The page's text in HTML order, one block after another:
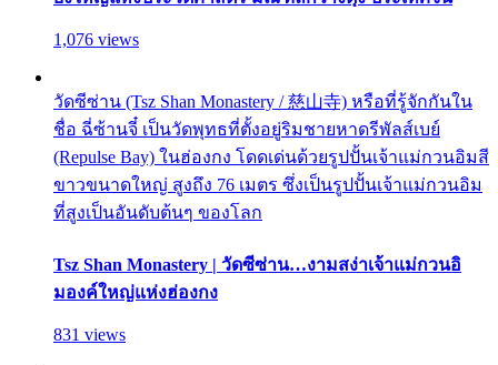
1,076 views
วัดซีซ่าน (Tsz Shan Monastery / 慈山寺) หรือที่รู้จักกันใน
ชื่อ ฉี่ซ้านจี๋ เป็นวัดพุทธที่ตั้งอยู่ริมชายหาดรีพัลส์เบย์
(Repulse Bay) ในฮ่องกง โดดเด่นด้วยรูปปั้นเจ้าแม่กวนอิมสี
ขาวขนาดใหญ่ สูงถึง 76 เมตร ซึ่งเป็นรูปปั้นเจ้าแม่กวนอิม
ที่สูงเป็นอันดับต้นๆ ของโลก
Tsz Shan Monastery | วัดซีซ่าน…งามสง่าเจ้าแม่กวนอิ
มองค์ใหญ่แห่งฮ่องกง
831 views